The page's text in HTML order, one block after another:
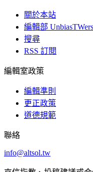
關於本站
編輯部 UnbiasTWers
搜尋
RSS 訂閱
編輯室政策
編輯準則
更正政策
道德規範
聯絡
info@altsol.tw